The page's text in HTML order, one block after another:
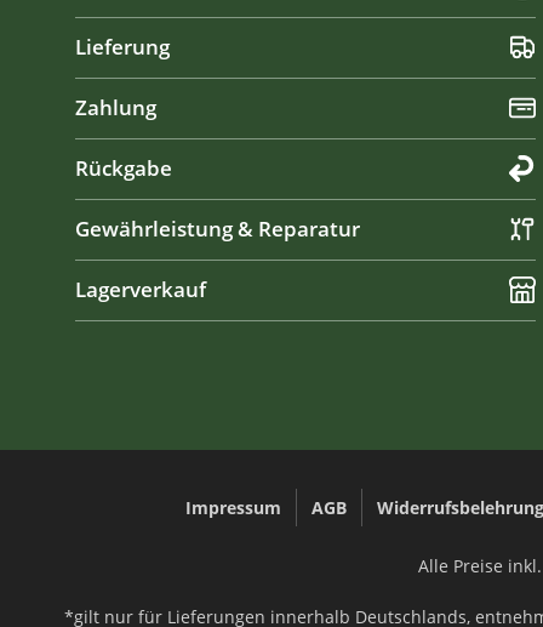
Lieferung
Zahlung
Rückgabe
Gewährleistung & Reparatur
Lagerverkauf
Impressum AGB Widerrufsbelehrung
Alle Preise
*gilt nur für Lieferungen innerhalb Deutschlands,